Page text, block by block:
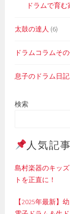
ドラムで育む
太鼓の達人 (6)
ドラムコラムそ
息子のドラム日記
検索
人気記
島村楽器のキッ
トを正直に！
【2025年最新】